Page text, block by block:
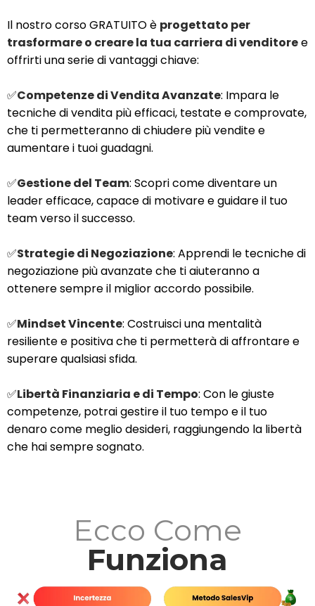
Il nostro corso GRATUITO è progettato per
trasformare o creare la tua carriera di venditoree
offrirti una serie di vantaggi chiave:
✅Competenze di Vendita Avanzate: Impara le
tecniche di vendita più efficaci, testate e comprovate,
che ti permetteranno di chiudere più vendite e
aumentare i tuoi guadagni.
✅Gestione del Team: Scopri come diventare un
leader efficace, capace di motivare e guidare il tuo
team verso il successo.
✅Strategie di Negoziazione: Apprendi le tecniche di
negoziazione più avanzate che ti aiuteranno a
ottenere sempre il miglior accordo possibile.
✅Mindset Vincente: Costruisci una mentalità
resiliente e positiva che ti permetterà di affrontare e
superare qualsiasi sfida.
✅Libertà Finanziaria e di Tempo: Con le giuste
competenze, potrai gestire il tuo tempo e il tuo
denaro come meglio desideri, raggiungendo la libertà
che hai sempre sognato.
Ecco Come
Funziona